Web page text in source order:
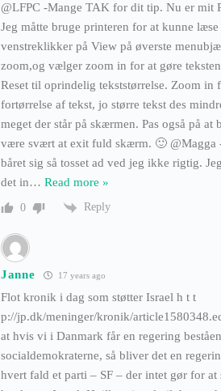
@LFPC -Mange TAK for dit tip. Nu er mit
Jeg måtte bruge printeren for at kunne
venstreklikker på View på øverste
zoom,og vælger zoom in for at gøre
Reset til oprindelig tekststørrelse. Zoom in
fortørrelse af tekst, jo større tekst des
meget der står på skærmen. Pas også på at
være svært at exit fuld skærm. 🙂 @Magga
båret sig så tosset ad ved jeg ikke rigtig.
det in… Read more »
0 Reply
Janne 17 years ago
Flot kronik i dag som støtter Israel h t t
p://jp.dk/meninger/kronik/
at hvis vi i Danmark får en regering
socialdemokraterne, så bliver det en
hvert fald et parti – SF – der intet gør for at